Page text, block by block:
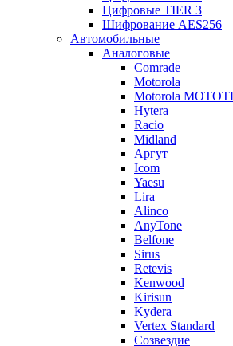
Цифровые TIER 3
Шифрование AES256
Автомобильные
Аналоговые
Comrade
Motorola
Motorola
Hytera
Racio
Midland
Аргут
Icom
Yaesu
Lira
Alinco
AnyTone
Belfone
Sirus
Retevis
Kenwood
Kirisun
Kydera
Vertex Standard
Созвездие